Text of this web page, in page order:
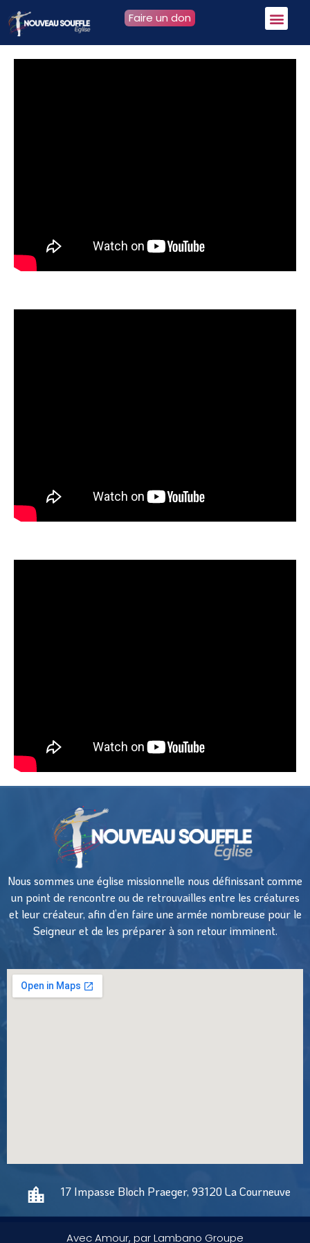
Faire un don
Nous sommes une église missionnelle nous définissant comme
un point de rencontre ou de retrouvailles entre les créatures
et leur créateur, afin d’en faire une armée nombreuse pour le
Seigneur et de les préparer à son retour imminent.
17 Impasse Bloch Praeger, 93120 La Courneuve
Avec Amour, par Lambano Groupe